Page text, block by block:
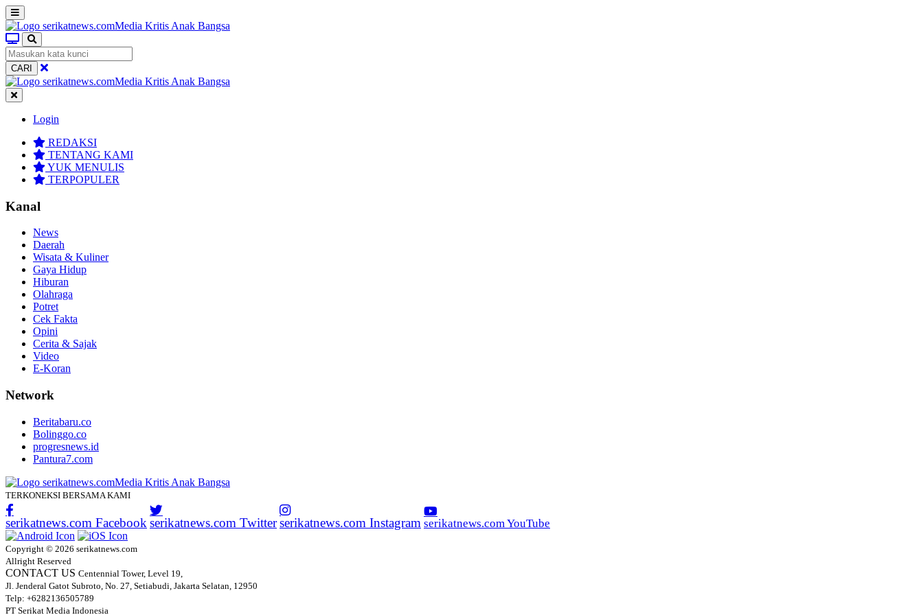
CARI
Login
REDAKSI
TENTANG KAMI
YUK MENULIS
TERPOPULER
Kanal
News
Daerah
Wisata & Kuliner
Gaya Hidup
Hiburan
Olahraga
Potret
Cek Fakta
Opini
Cerita & Sajak
Video
E-Koran
Network
Beritabaru.co
Bolinggo.co
progresnews.id
Pantura7.com
TERKONEKSI BERSAMA KAMI
serikatnews.com Facebook serikatnews.com Twitter serikatnews.com Instagram serikatnews.com YouTube
Copyright © 2026 serikatnews.com
Allright Reserved
CONTACT US Centennial Tower, Level 19,
Jl. Jenderal Gatot Subroto, No. 27, Setiabudi, Jakarta Selatan, 12950
Telp: +6282136505789
PT Serikat Media Indonesia